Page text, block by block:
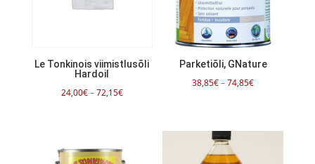
Le Tonkinois viimistlusõli
Hardoil
24,00€–72,15€Hinnavahemik:
72,15€
Parketiõli, GNature
38,85€–74,85€Hinnavahemik: